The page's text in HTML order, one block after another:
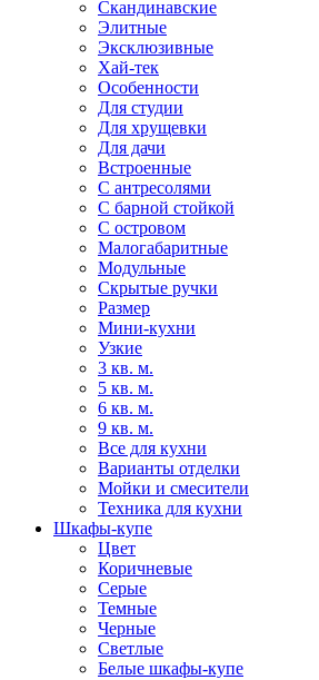
Скандинавские
Элитные
Эксклюзивные
Хай-тек
Особенности
Для студии
Для хрущевки
Для дачи
Встроенные
С антресолями
С барной стойкой
С островом
Малогабаритные
Модульные
Скрытые ручки
Размер
Мини-кухни
Узкие
3 кв. м.
5 кв. м.
6 кв. м.
9 кв. м.
Все для кухни
Варианты отделки
Мойки и смесители
Техника для кухни
Шкафы-купе
Цвет
Коричневые
Серые
Темные
Черные
Светлые
Белые шкафы-купе